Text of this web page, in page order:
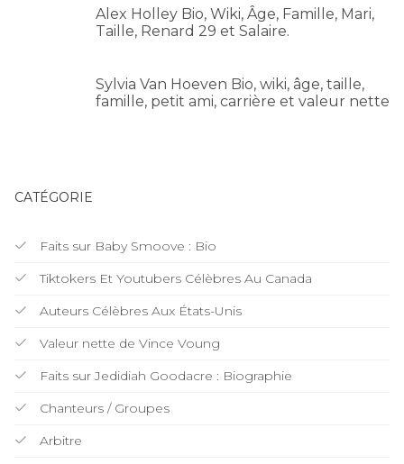
Alex Holley Bio, Wiki, Âge, Famille, Mari,
Taille, Renard 29 et Salaire.
Sylvia Van Hoeven Bio, wiki, âge, taille,
famille, petit ami, carrière et valeur nette
CATÉGORIE
Faits sur Baby Smoove : Bio
Tiktokers Et Youtubers Célèbres Au Canada
Auteurs Célèbres Aux États-Unis
Valeur nette de Vince Voung
Faits sur Jedidiah Goodacre : Biographie
Chanteurs / Groupes
Arbitre